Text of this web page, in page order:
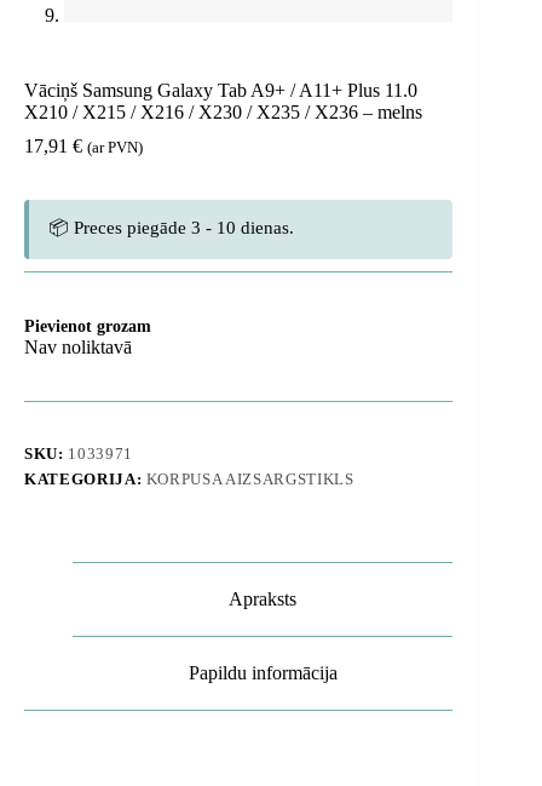
Vāciņš Samsung Galaxy Tab A9+ / A11+ Plus 11.0
X210 / X215 / X216 / X230 / X235 / X236 – melns
17,91 € (ar PVN)
📦 Preces piegāde 3 - 10 dienas.
Pievienot grozam
Nav noliktavā
SKU: 1033971
KATEGORIJA: KORPUSA AIZSARGSTIKLS
Apraksts
Papildu informācija